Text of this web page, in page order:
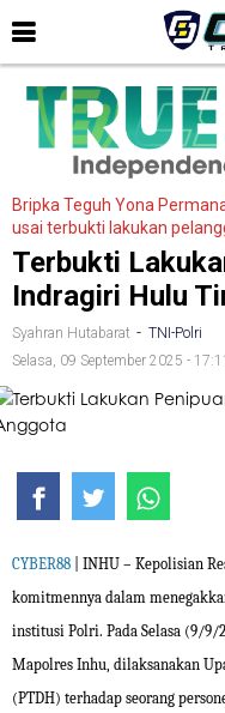
Bripka Teguh Yona
usai terbukti lakukan
Terbukti
Indragiri Hulu
Syahran Hutabarat - TNI-Polri
Selasa, 09 September 2025 -
CYBER88 | INHU – Kepolisian
komitmennya dalam
institusi Polri. Pada Selasa (9/9/
Mapolres Inhu, dilaksanakan
(PTDH) terhadap seorang